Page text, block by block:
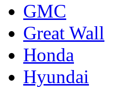
GMC
Great Wall
Honda
Hyundai